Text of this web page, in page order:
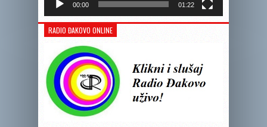
00:00 01:22
RADIO ĐAKOVO ONLINE